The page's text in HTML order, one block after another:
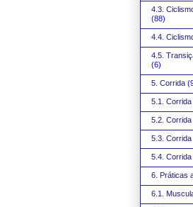
4.3.
(88)
4.4.
4.5.
(6)
5. Corrida
5.1.
5.2.
5.3.
5.4.
6. Práticas
6.1.